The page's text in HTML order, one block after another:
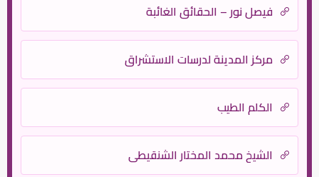
فيصل نور – الحقائق الغائبة
مركز المدينة لدرسات الاستشراق
الكلم الطيب
الشيخ محمد المختار الشنقيطي